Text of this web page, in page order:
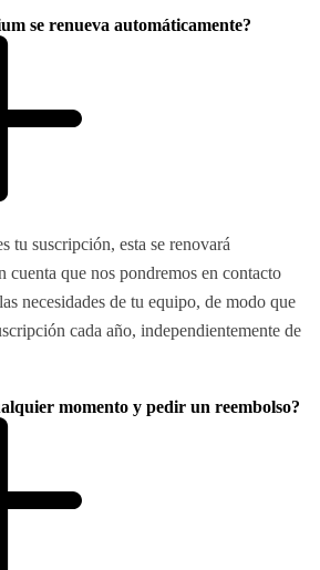
se renueva automáticamente?
tu suscripción, esta se renovará
cuenta que nos pondremos en contacto
necesidades de tu equipo, de modo que
cada año, independientemente de
momento y pedir un reembolso?